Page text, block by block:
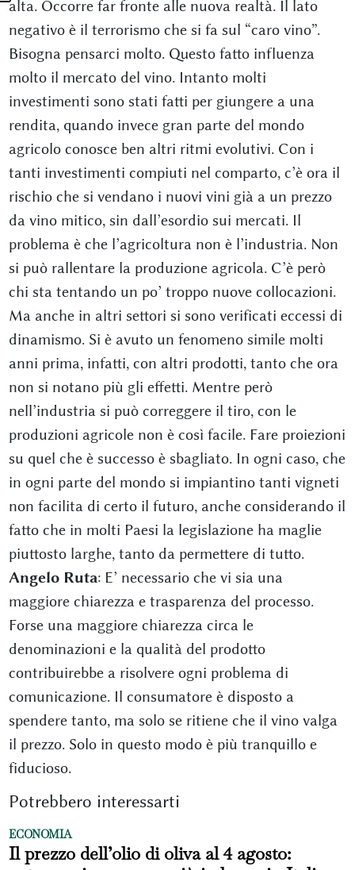
alta. Occorre far fronte alle nuova realtà. Il lato
negativo è il terrorismo che si fa sul “caro vino”.
Bisogna pensarci molto. Questo fatto influenza
molto il mercato del vino. Intanto molti
investimenti sono stati fatti per giungere a una
rendita, quando invece gran parte del mondo
agricolo conosce ben altri ritmi evolutivi. Con i
tanti investimenti compiuti nel comparto, c’è ora il
rischio che si vendano i nuovi vini già a un prezzo
da vino mitico, sin dall’esordio sui mercati. Il
problema è che l’agricoltura non è l’industria. Non
si può rallentare la produzione agricola. C’è però
chi sta tentando un po’ troppo nuove collocazioni.
Ma anche in altri settori si sono verificati eccessi di
dinamismo. Si è avuto un fenomeno simile molti
anni prima, infatti, con altri prodotti, tanto che ora
non si notano più gli effetti. Mentre però
nell’industria si può correggere il tiro, con le
produzioni agricole non è così facile. Fare proiezioni
su quel che è successo è sbagliato. In ogni caso, che
in ogni parte del mondo si impiantino tanti vigneti
non facilita di certo il futuro, anche considerando il
fatto che in molti Paesi la legislazione ha maglie
piuttosto larghe, tanto da permettere di tutto.
Angelo Ruta: E’ necessario che vi sia una
maggiore chiarezza e trasparenza del processo.
Forse una maggiore chiarezza circa le
denominazioni e la qualità del prodotto
contribuirebbe a risolvere ogni problema di
comunicazione. Il consumatore è disposto a
spendere tanto, ma solo se ritiene che il vino valga
il prezzo. Solo in questo modo è più tranquillo e
fiducioso.
Potrebbero interessarti
ECONOMIA
Il prezzo dell’olio di oliva al 4 agosto: